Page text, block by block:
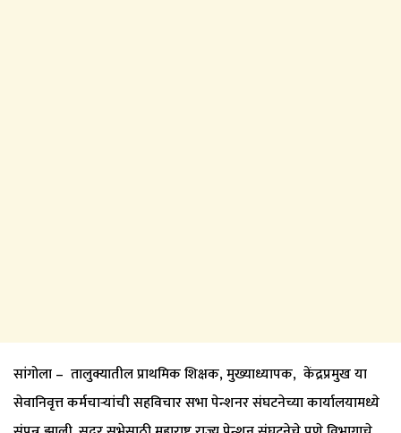
सांगोला – तालुक्यातील प्राथमिक शिक्षक, मुख्याध्यापक, केंद्रप्रमुख या
सेवानिवृत्त कर्मचाऱ्यांची सहविचार सभा पेन्शनर संघटनेच्या कार्यालयामध्ये